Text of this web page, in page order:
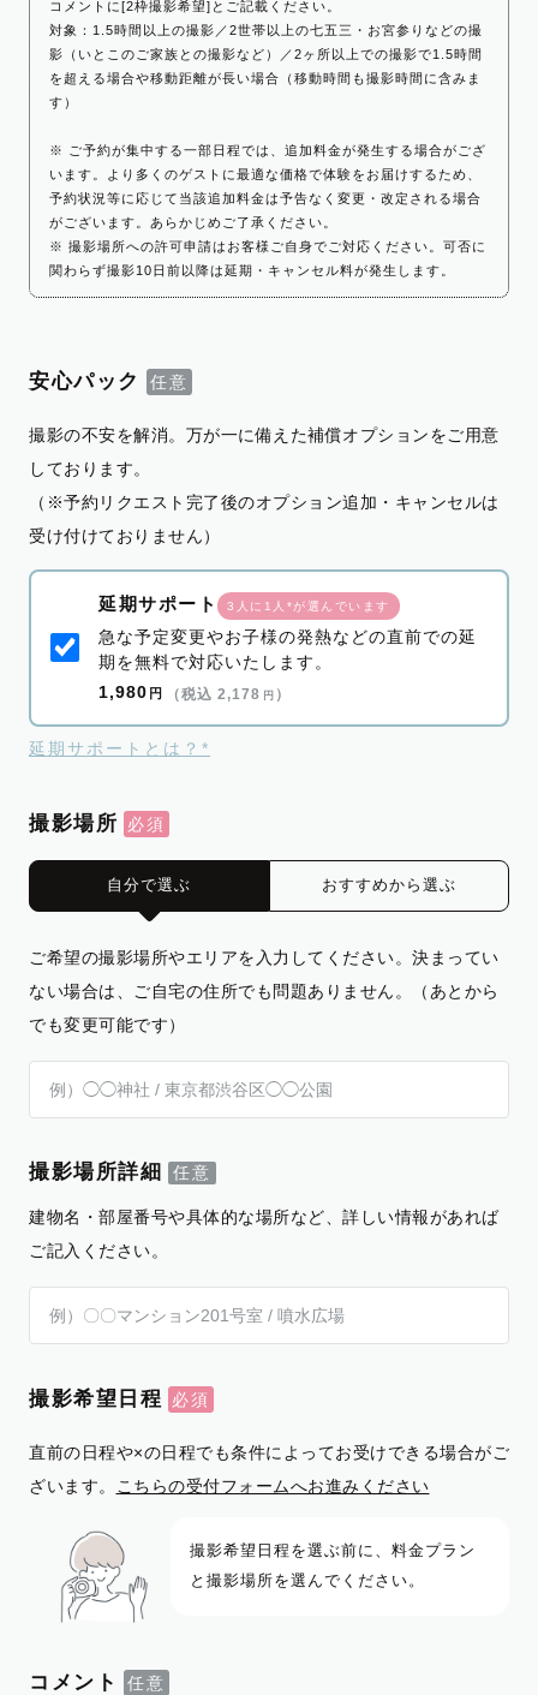
コメントに[2枠撮影希望]とご記載ください。
対象：1.5時間以上の撮影／2世帯以上の七五三・お宮参りなどの撮
影（いとこのご家族との撮影など）／2ヶ所以上での撮影で1.5時間
を超える場合や移動距離が長い場合（移動時間も撮影時間に含みま
す）
※ ご予約が集中する一部日程では、追加料金が発生する場合がござ
います。より多くのゲストに最適な価格で体験をお届けするため、
予約状況等に応じて当該追加料金は予告なく変更・改定される場合
がございます。あらかじめご了承ください。
※ 撮影場所への許可申請はお客様ご自身でご対応ください。可否に
関わらず撮影10日前以降は延期・キャンセル料が発生します。
安心パック
撮影の不安を解消。万が一に備えた補償オプションをご用意
しております。
（※予約リクエスト完了後のオプション追加・キャンセルは
受け付けておりません）
延期サポート 3人に1人*が選んでいます
急な予定変更やお子様の発熱などの直前での延
期を無料で対応いたします。
1,980 円 （税込 2,178 円 ）
延期サポートとは？*
撮影場所
自分で選ぶ おすすめから選ぶ
ご希望の撮影場所やエリアを入力してください。決まってい
ない場合は、ご自宅の住所でも問題ありません。（あとから
でも変更可能です）
撮影場所詳細
建物名・部屋番号や具体的な場所など、詳しい情報があれば
ご記入ください。
撮影希望日程
直前の日程や×の日程でも条件によってお受けできる場合がご
ざいます。
こちらの受付フォームへお進みください
撮影希望日程を選ぶ前に、料金プラン
と撮影場所を選んでください。
コメント